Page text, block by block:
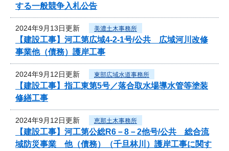
する一般競争入札公告
2024年9月13日更新 美濃土木事務所
【建設工事】河工第広域4-2-1号/公共 広域河川改修
事業他（債務）護岸工事
2024年9月12日更新 東部広域水道事務所
【建設工事】指工東第5号／落合取水場導水管等塗装
修繕工事
2024年9月12日更新 恵那土木事務所
【建設工事】河工第公総R6－8－2他号/公共 総合流
域防災事業 他（債務）（千旦林川）護岸工事に関す